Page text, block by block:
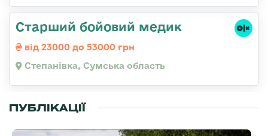
Старший бойовий медик
від 23000 до 53000 грн
Степанівка, Сумська область
ПУБЛІКАЦІЇ